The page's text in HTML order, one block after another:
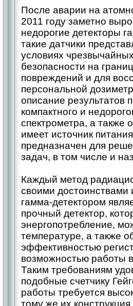
После аварии на
2011 году заметно
недорогие детекторы
такие датчики
условиях
безопасности на
повреждений и для
персональной
описание результатов
компактного и
спектрометра, а также
имеет источник
предназначен для
задач, в том числе и
Каждый метод
своими
гамма-детектором
прочный детектор,
энергопотребление,
температуре, а также
эффективностью
возможностью работы
Таким требованиям
подобные счетчику
работы требуется
тому же их